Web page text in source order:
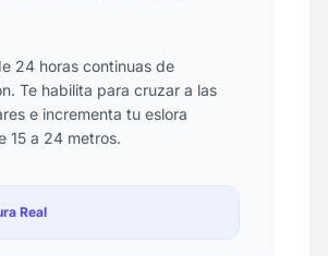
24 horas continuas de
Te habilita para cruzar a las
e incrementa tu eslora
15 a 24 metros.
Real